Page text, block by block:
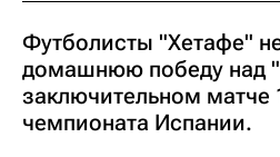
Футболисты "Хетафе"
домашнюю победу над
заключительном матче
чемпионата Испании.